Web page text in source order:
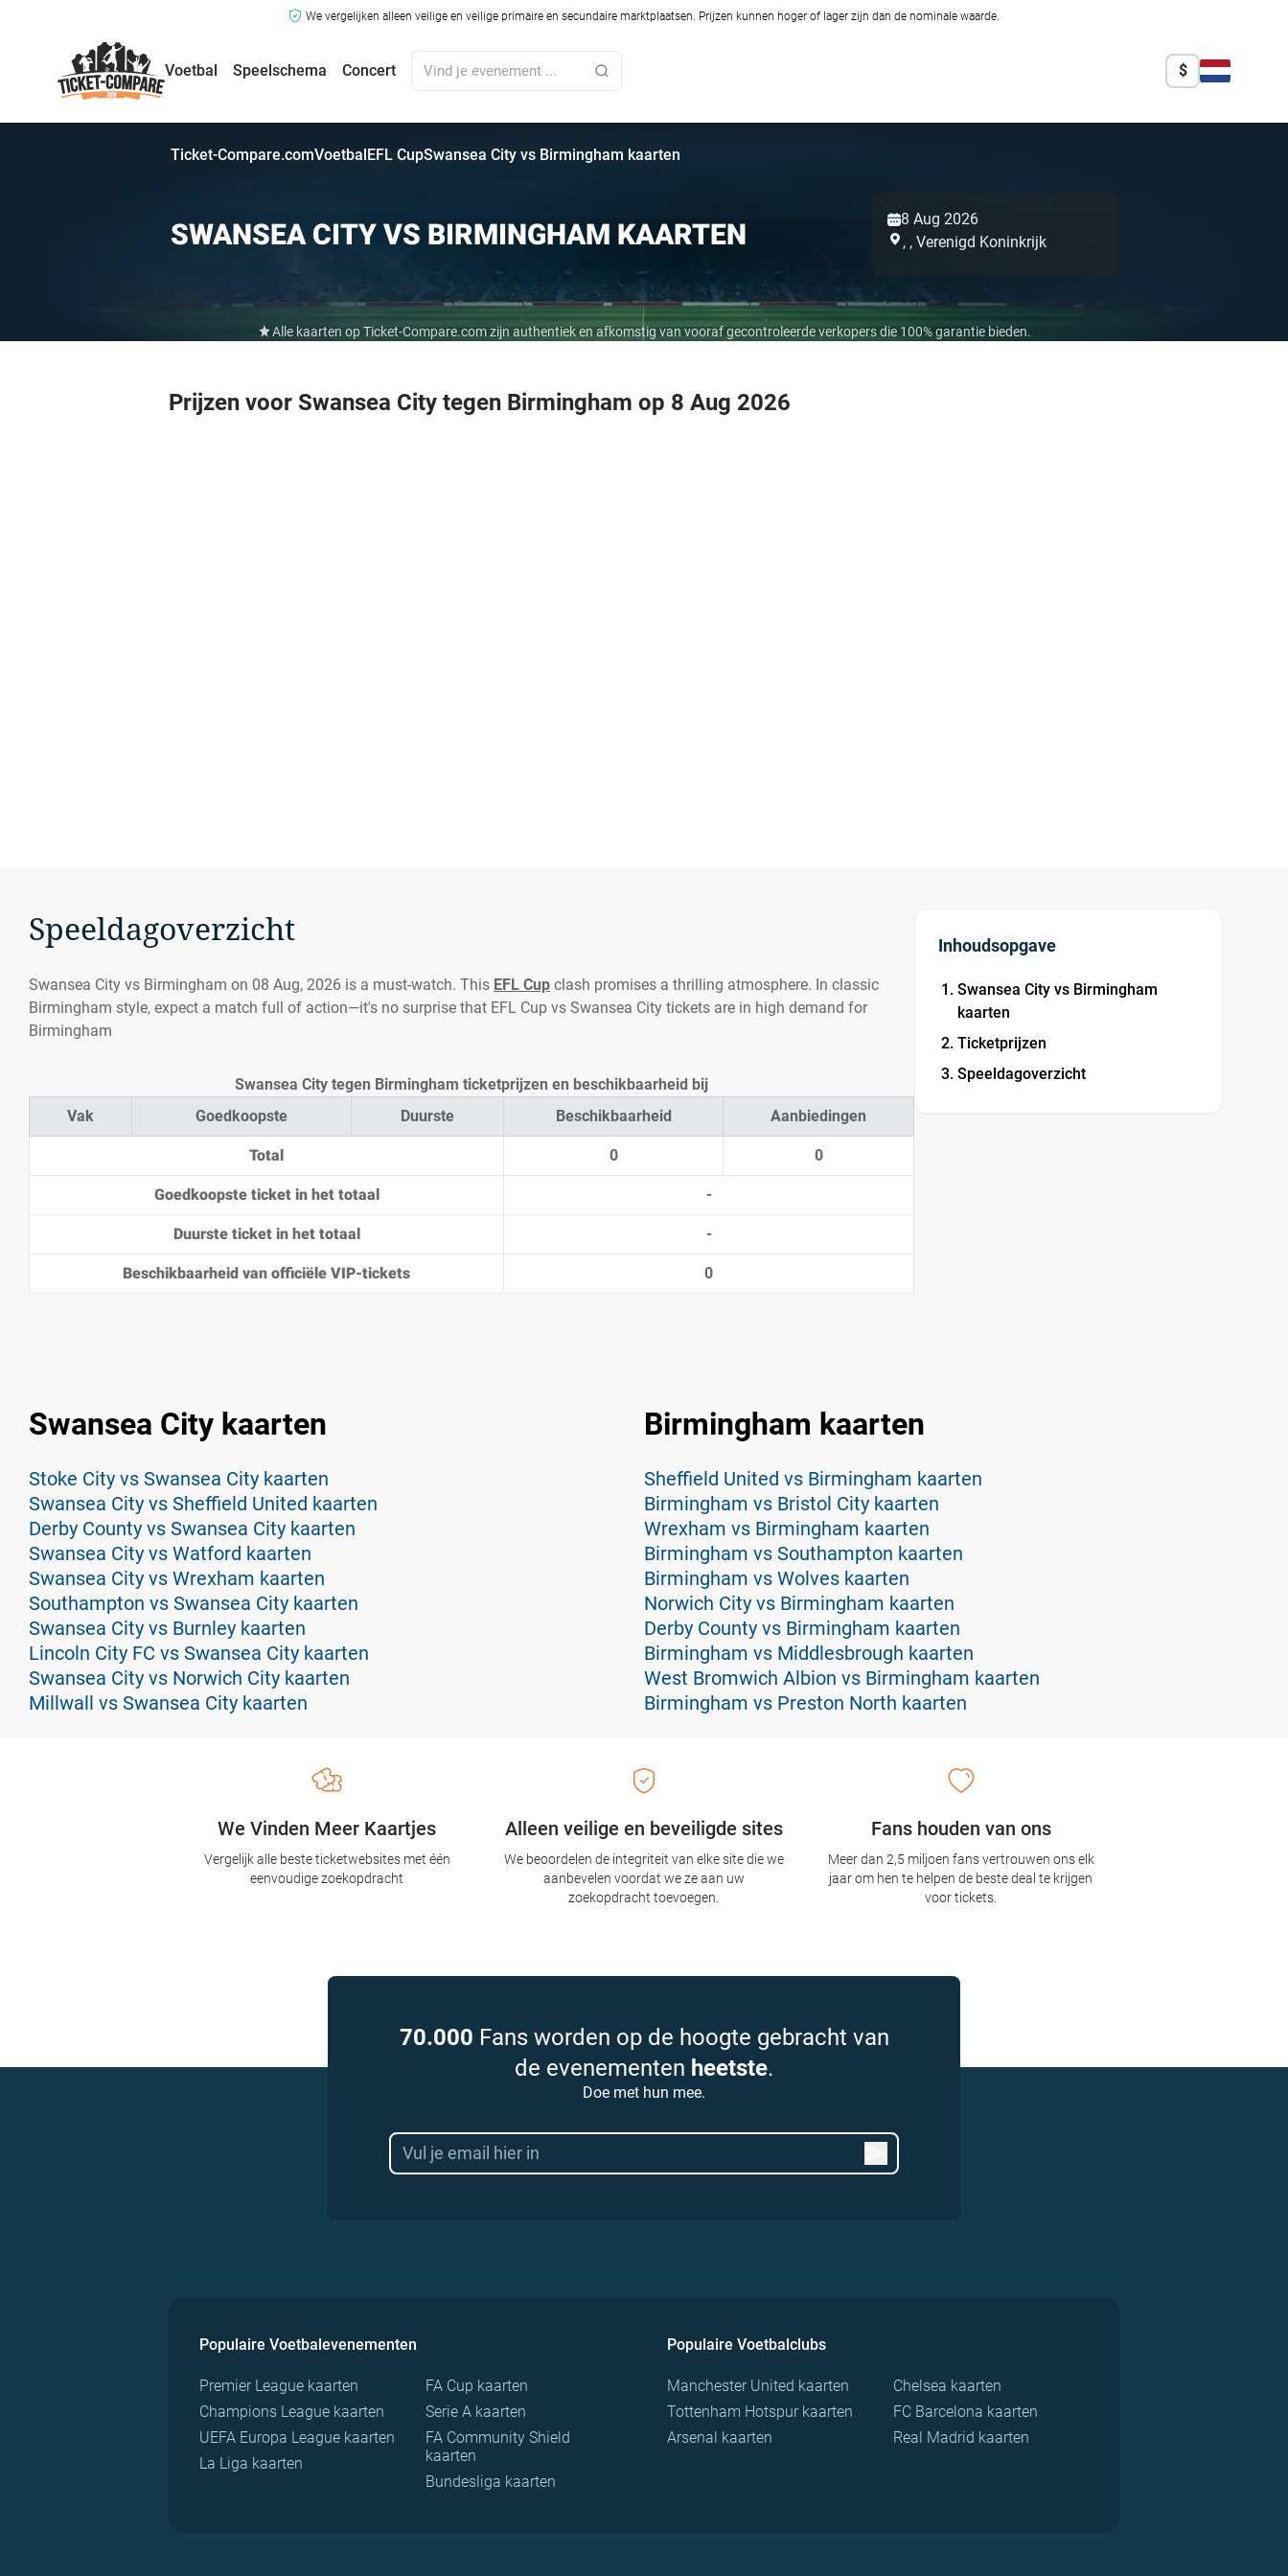
We vergelijken alleen veilige en veilige primaire en secundaire marktplaatsen. Prijzen kunnen hoger of lager zijn dan de nominale waarde.
Voetbal Speelschema Concert $
Ticket-Compare.comVoetbalEFL CupSwansea City vs Birmingham kaarten
SWANSEA CITY VS BIRMINGHAM KAARTEN
8 Aug 2026
, , Verenigd Koninkrijk
Alle kaarten op Ticket-Compare.com zijn authentiek en afkomstig van vooraf gecontroleerde verkopers die 100% garantie bieden.
Prijzen voor Swansea City tegen Birmingham op 8 Aug 2026
Speeldagoverzicht
Swansea City vs Birmingham on 08 Aug, 2026 is a must-watch. This EFL Cup clash promises a thrilling atmosphere. In classic
Birmingham style, expect a match full of action—it's no surprise that EFL Cup vs Swansea City tickets are in high demand for
Birmingham
Vak Goedkoopste Duurste Beschikbaarheid Aanbiedingen
Total 0 0
Goedkoopste ticket in het totaal -
Duurste ticket in het totaal -
Beschikbaarheid van officiële VIP-tickets 0
Swansea City tegen Birmingham ticketprijzen en beschikbaarheid bij
Inhoudsopgave
Swansea City vs Birmingham
kaarten
Ticketprijzen
Speeldagoverzicht
Swansea City kaarten
Stoke City vs Swansea City kaarten
Swansea City vs Sheffield United kaarten
Derby County vs Swansea City kaarten
Swansea City vs Watford kaarten
Swansea City vs Wrexham kaarten
Southampton vs Swansea City kaarten
Swansea City vs Burnley kaarten
Lincoln City FC vs Swansea City kaarten
Swansea City vs Norwich City kaarten
Millwall vs Swansea City kaarten
Birmingham kaarten
Sheffield United vs Birmingham kaarten
Birmingham vs Bristol City kaarten
Wrexham vs Birmingham kaarten
Birmingham vs Southampton kaarten
Birmingham vs Wolves kaarten
Norwich City vs Birmingham kaarten
Derby County vs Birmingham kaarten
Birmingham vs Middlesbrough kaarten
West Bromwich Albion vs Birmingham kaarten
Birmingham vs Preston North kaarten
Alleen veilige en beveiligde sites
We beoordelen de integriteit van elke site die we
aanbevelen voordat we ze aan uw
zoekopdracht toevoegen.
We Vinden Meer Kaartjes
Vergelijk alle beste ticketwebsites met één
eenvoudige zoekopdracht
Fans houden van ons
Meer dan 2,5 miljoen fans vertrouwen ons elk
jaar om hen te helpen de beste deal te krijgen
voor tickets.
70.000 Fans worden op de hoogte gebracht van
de evenementen heetste.
Doe met hun mee.
Populaire Voetbalevenementen
Premier League kaarten
Champions League kaarten
UEFA Europa League kaarten
La Liga kaarten
FA Cup kaarten
Serie A kaarten
FA Community Shield
kaarten
Bundesliga kaarten
Populaire Voetbalclubs
Manchester United kaarten
Tottenham Hotspur kaarten
Arsenal kaarten
Chelsea kaarten
FC Barcelona kaarten
Real Madrid kaarten